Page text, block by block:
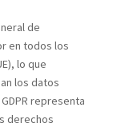
de
en todos los
lo que
los datos
representa
derechos